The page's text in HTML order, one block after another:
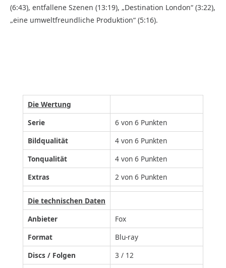
(6:43), entfallene Szenen (13:19), „Des­tination London“ (3:22),
„eine umweltfreundliche Produktion“ (5:16).
Die Wertung
Serie
6 von 6 Punkten
Bildqualität
4 von 6 Punkten
Tonqualität
4 von 6 Punkten
Extras
2 von 6 Punkten
Die technischen Daten
Anbieter
Fox
Format
Blu-ray
Discs / Folgen
3 / 12